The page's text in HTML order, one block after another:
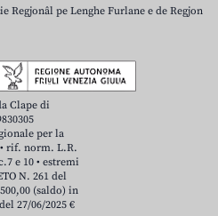
Regjonâl pe Lenghe Furlane e de Regjon
Clape di
per la
rif. norm. L.R.
e 10 • estremi
N. 261 del
(saldo) in
27/06/2025 €